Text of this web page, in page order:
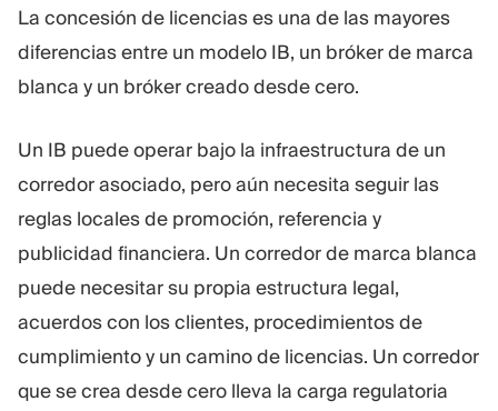
La concesión de licencias es una de las mayores
diferencias entre un modelo IB, un bróker de marca
blanca y un bróker creado desde cero.
Un IB puede operar bajo la infraestructura de un
corredor asociado, pero aún necesita seguir las
reglas locales de promoción, referencia y
publicidad financiera. Un corredor de marca blanca
puede necesitar su propia estructura legal,
acuerdos con los clientes, procedimientos de
cumplimiento y un camino de licencias. Un corredor
que se crea desde cero lleva la carga regulatoria